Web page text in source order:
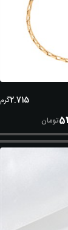
2.715گرم
تومان